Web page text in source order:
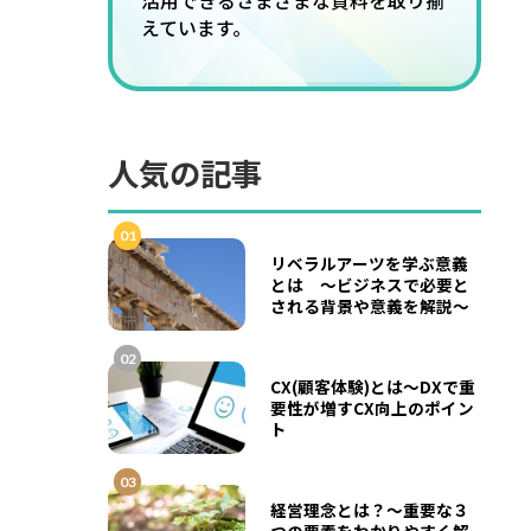
えています。
人気の記事
01
リベラルアーツを学ぶ意義
とは ～ビジネスで必要と
される背景や意義を解説～
02
CX(顧客体験)とは～DXで重
要性が増すCX向上のポイン
ト
03
経営理念とは？～重要な３